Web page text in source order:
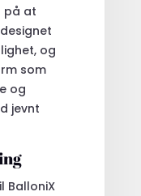
på at
og
som
og
jevnt
BalloniX